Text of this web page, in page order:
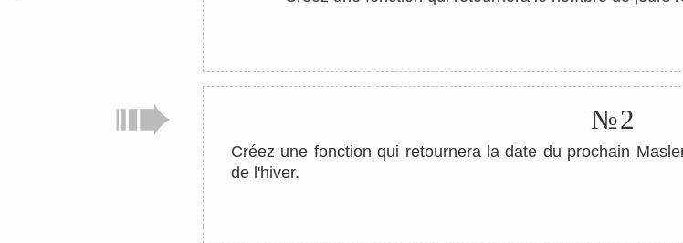
№2
Créez une fonction qui retournera la date du prochain
de l'hiver.